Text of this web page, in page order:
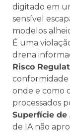
digitado em
sensível
modelos
É uma
drena
Risco
conformidade
onde e como
processados
Superfície de
de IA não